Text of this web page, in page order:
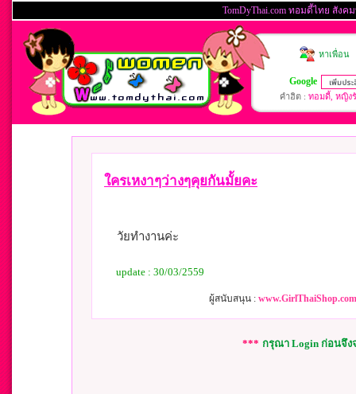
ใครเหงาๆว่างๆคุยกันมั้ยคะ
วัยทำงานค่ะ
update : 30/03/2559
ผู้สนับสนุน :
*** กรุณา Login ก่อนจึง